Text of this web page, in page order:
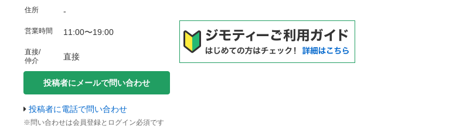
住所 -
営業時間 11:00〜19:00
直接/
仲介
直接
投稿者にメールで問い合わせ
投稿者に電話で問い合わせ
※問い合わせは会員登録とログイン必須です